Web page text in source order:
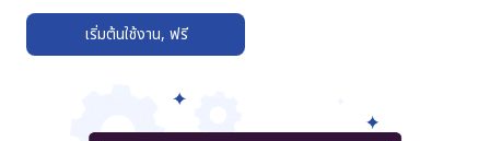
เริ่มต้นใช้งาน, ฟรี➔